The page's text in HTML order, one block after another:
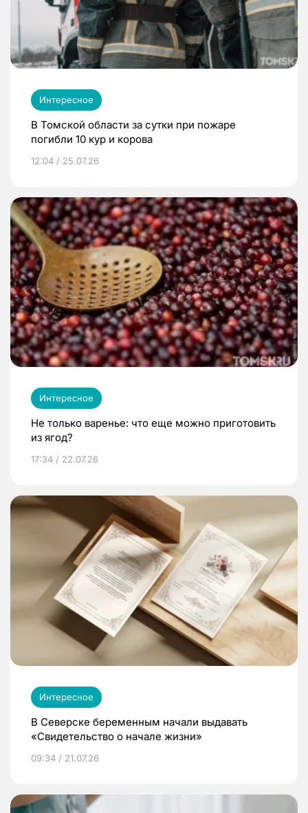
Интересное
В Томской области за сутки при пожаре
погибли 10 кур и корова
12:04 / 25.07.26
Интересное
Не только варенье: что еще можно приготовить
из ягод?
17:34 / 22.07.26
Интересное
В Северске беременным начали выдавать
«Свидетельство о начале жизни»
09:34 / 21.07.26